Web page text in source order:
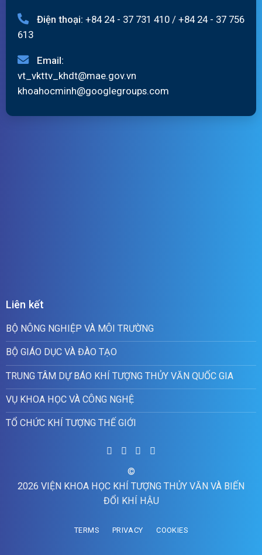
Điện thoại: +84 24 - 37 731 410 / +84 24 - 37 756
613
Email:
vt_vkttv_khdt@mae.gov.vn
khoahocminh@googlegroups.com
Liên kết
BỘ NÔNG NGHIỆP VÀ MÔI TRƯỜNG
BỘ GIÁO DỤC VÀ ĐÀO TẠO
TRUNG TÂM DỰ BÁO KHÍ TƯỢNG THỦY VĂN QUỐC GIA
VỤ KHOA HỌC VÀ CÔNG NGHỆ
TỔ CHỨC KHÍ TƯỢNG THẾ GIỚI
©
2026 VIỆN KHOA HỌC KHÍ TƯỢNG THỦY VĂN VÀ BIẾN
ĐỔI KHÍ HẬU
TERMS PRIVACY COOKIES